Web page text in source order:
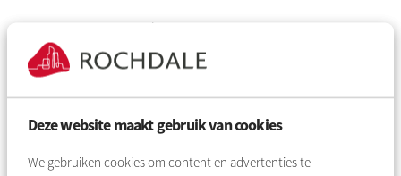
Deze website maakt gebruik van cookies
We gebruiken cookies om content en advertenties te
Vraag een energiecoach aan